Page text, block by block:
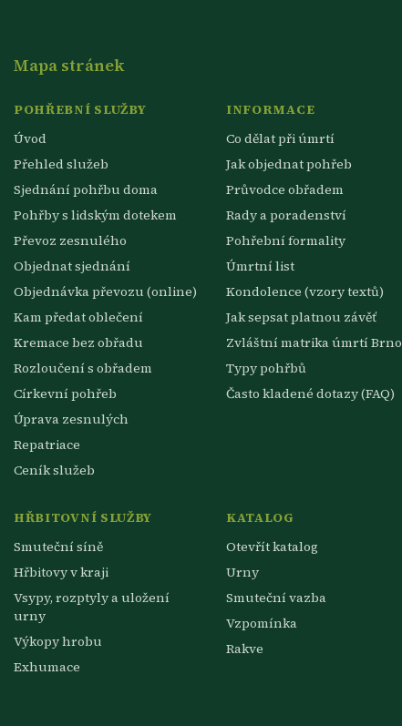
Mapa stránek
POHŘEBNÍ SLUŽBY
Úvod
Přehled služeb
Sjednání pohřbu doma
Pohřby s lidským dotekem
Převoz zesnulého
Objednat sjednání
Objednávka převozu (online)
Kam předat oblečení
Kremace bez obřadu
Rozloučení s obřadem
Církevní pohřeb
Úprava zesnulých
Repatriace
Ceník služeb
INFORMACE
Co dělat při úmrtí
Jak objednat pohřeb
Průvodce obřadem
Rady a poradenství
Pohřební formality
Úmrtní list
Kondolence (vzory textů)
Jak sepsat platnou závěť
Zvláštní matrika úmrtí Brno
Typy pohřbů
Často kladené dotazy (FAQ)
HŘBITOVNÍ SLUŽBY
Smuteční síně
Hřbitovy v kraji
Vsypy, rozptyly a uložení
urny
Výkopy hrobu
Exhumace
KATALOG
Otevřít katalog
Urny
Smuteční vazba
Vzpomínka
Rakve